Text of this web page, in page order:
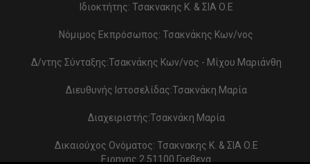
Ιδιοκτήτης: Τσακνακης Κ. & ΣΙΑ Ο.Ε
Νόμιμος Εκπρόσωπος: Τσακνάκης Κων/νος
Δ/ντης Σύνταξης:Τσακνάκης Κων/νος - Μίχου Μαριάνθη
Διευθυνής Ιστοσελίδας:Τσακνάκη Μαρία
Διαχειριστής:Τσακνάκη Μαρία
Δικαιούχος Ονόματος: Τσακνακης Κ. & ΣΙΑ Ο.Ε
Ειρηνης 2 51100 Γρεβενα